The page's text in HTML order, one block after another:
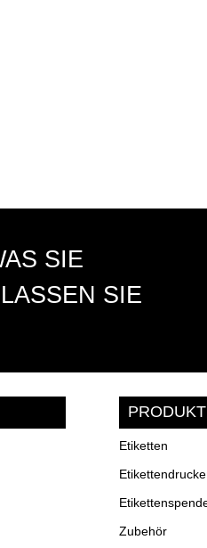
SIE
SIE
Etiketten
Zubehör